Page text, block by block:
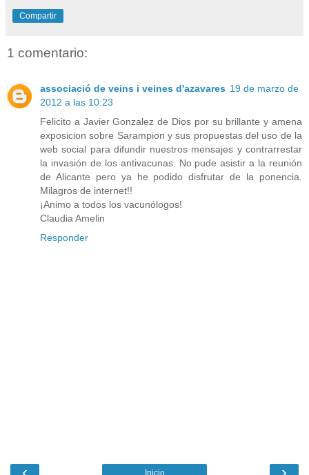
Compartir
1 comentario:
associació de veins i veines d'azavares 19 de marzo de
2012 a las 10:23
Felicito a Javier Gonzalez de Dios por su brillante y amena
exposicion sobre Sarampion y sus propuestas del uso de la
web social para difundir nuestros mensajes y contrarrestar
la invasión de los antivacunas. No pude asistir a la reunión
de Alicante pero ya he podido disfrutar de la ponencia.
Milagros de internet!!
¡Animo a todos los vacunólogos!
Claudia Amelin
Responder
Inicio